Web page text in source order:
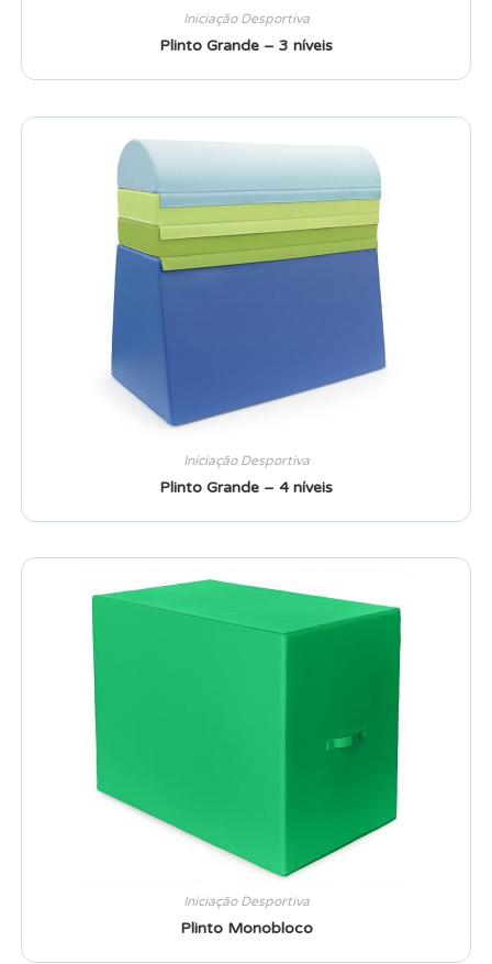
Iniciação Desportiva
Plinto Grande – 3 níveis
Iniciação Desportiva
Plinto Grande – 4 níveis
Iniciação Desportiva
Plinto Monobloco